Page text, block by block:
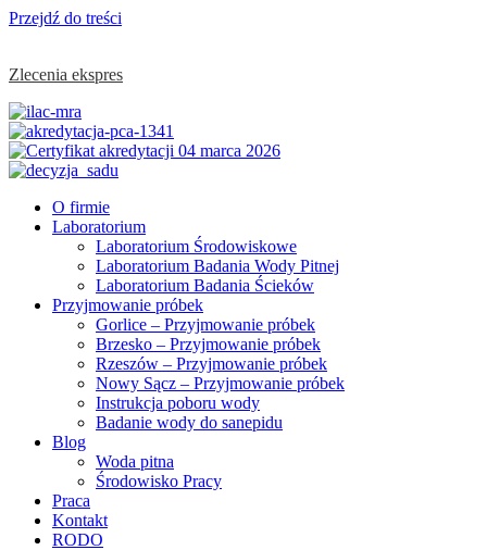
Przejdź do treści
Zlecenia ekspres
O firmie
Laboratorium
Laboratorium Środowiskowe
Laboratorium Badania Wody Pitnej
Laboratorium Badania Ścieków
Przyjmowanie próbek
Gorlice – Przyjmowanie próbek
Brzesko – Przyjmowanie próbek
Rzeszów – Przyjmowanie próbek
Nowy Sącz – Przyjmowanie próbek
Instrukcja poboru wody
Badanie wody do sanepidu
Blog
Woda pitna
Środowisko Pracy
Praca
Kontakt
RODO